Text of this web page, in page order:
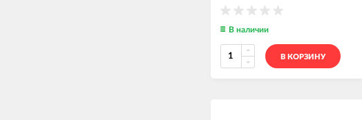
В наличии
В КОРЗИНУ